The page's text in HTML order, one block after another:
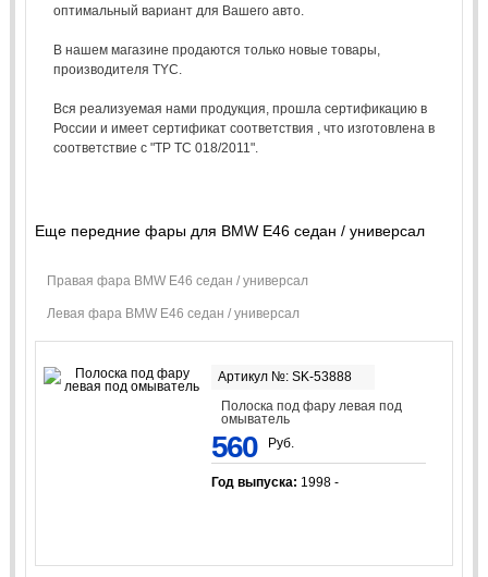
оптимальный вариант для Вашего авто.
В нашем магазине продаются только новые товары,
производителя TYC.
Вся реализуемая нами продукция, прошла сертификацию в
России и имеет сертификат соответствия , что изготовлена в
соответствие с "ТР ТС 018/2011".
Еще передние фары для BMW E46 седан / универсал
Правая фара BMW E46 седан / универсал
Левая фара BMW E46 седан / универсал
Артикул №: SK-53888
Полоска под фару левая под
омыватель
560 Руб.
Год выпуска: 1998 -